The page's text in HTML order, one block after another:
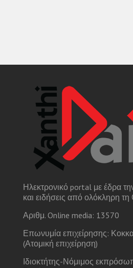
Ηλεκτρονικό portal με έδρα
και ειδήσεις από ολόκληρη
Αριθμ. Online media: 13570
Επωνυμία επιχείρησης:
(Ατομική επιχείρηση)
Ιδιοκτήτης-Νόμιμος